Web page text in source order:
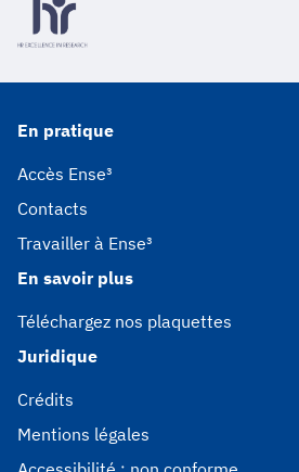
En pratique
Accès Ense³
Contacts
Travailler à Ense³
En savoir plus
Téléchargez nos plaquettes
Juridique
Crédits
Mentions légales